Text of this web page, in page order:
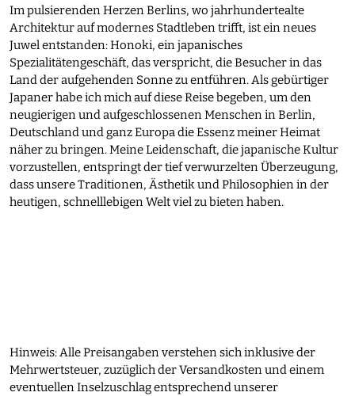
Im pulsierenden Herzen Berlins, wo jahrhundertealte
Architektur auf modernes Stadtleben trifft, ist ein neues
Juwel entstanden: Honoki, ein japanisches
Spezialitätengeschäft, das verspricht, die Besucher in das
Land der aufgehenden Sonne zu entführen. Als gebürtiger
Japaner habe ich mich auf diese Reise begeben, um den
neugierigen und aufgeschlossenen Menschen in Berlin,
Deutschland und ganz Europa die Essenz meiner Heimat
näher zu bringen. Meine Leidenschaft, die japanische Kultur
vorzustellen, entspringt der tief verwurzelten Überzeugung,
dass unsere Traditionen, Ästhetik und Philosophien in der
heutigen, schnelllebigen Welt viel zu bieten haben.
Hinweis: Alle Preisangaben verstehen sich inklusive der
Mehrwertsteuer, zuzüglich der Versandkosten und einem
eventuellen Inselzuschlag entsprechend unserer